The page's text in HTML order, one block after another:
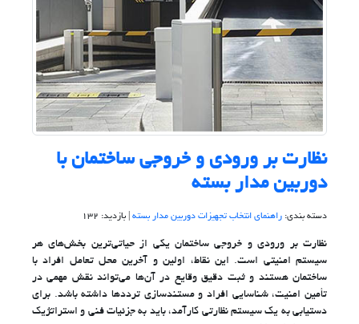
نظارت بر ورودی و خروجی ساختمان با
دوربین مدار بسته
دسته بندی: راهنمای انتخاب تجهیزات دوربین مدار بسته | بازدید: 132
نظارت بر ورودی و خروجی ساختمان یکی از حیاتی‌ترین بخش‌های هر
سیستم امنیتی است. این نقاط، اولین و آخرین محل تعامل افراد با
ساختمان هستند و ثبت دقیق وقایع در آن‌ها می‌تواند نقش مهمی در
تأمین امنیت، شناسایی افراد و مستندسازی ترددها داشته باشد. برای
دستیابی به یک سیستم نظارتی کارآمد، باید به جزئیات فنی و استراتژیک